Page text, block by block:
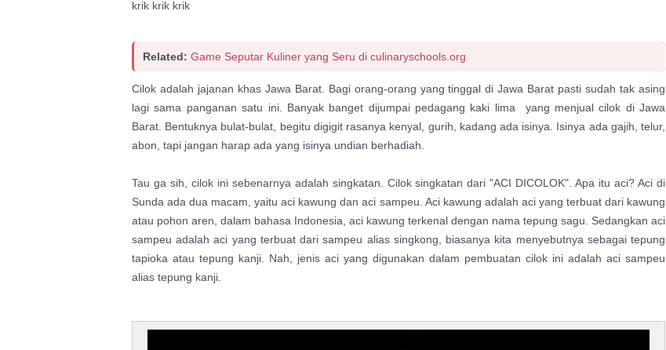
krik krik krik
Related: Game Seputar Kuliner yang Seru di culinaryschools.org
Cilok adalah jajanan khas Jawa Barat. Bagi orang-orang yang tinggal di Jawa Barat pasti sudah tak asing
lagi sama panganan satu ini. Banyak banget dijumpai pedagang kaki lima yang menjual cilok di Jawa
Barat. Bentuknya bulat-bulat, begitu digigit rasanya kenyal, gurih, kadang ada isinya. Isinya ada gajih, telur,
abon, tapi jangan harap ada yang isinya undian berhadiah.
Tau ga sih, cilok ini sebenarnya adalah singkatan. Cilok singkatan dari "ACI DICOLOK". Apa itu aci? Aci di
Sunda ada dua macam, yaitu aci kawung dan aci sampeu. Aci kawung adalah aci yang terbuat dari kawung
atau pohon aren, dalam bahasa Indonesia, aci kawung terkenal dengan nama tepung sagu. Sedangkan aci
sampeu adalah aci yang terbuat dari sampeu alias singkong, biasanya kita menyebutnya sebagai tepung
tapioka atau tepung kanji. Nah, jenis aci yang digunakan dalam pembuatan cilok ini adalah aci sampeu
alias tepung kanji.